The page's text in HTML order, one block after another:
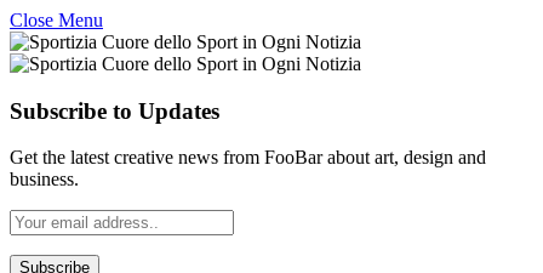
Close Menu
Subscribe to Updates
Get the latest creative news from FooBar about art, design and
business.